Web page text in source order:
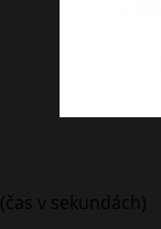
(čas v sekundách)